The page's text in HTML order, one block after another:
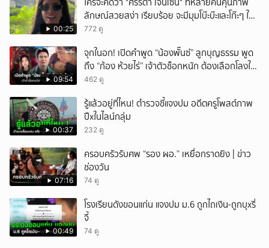
00:25
ลักษณ์สวยสง่า เรียบร้อย จะมีมุมโบ๊ะบ๊ะและโก๊ะๆ ให้
ได้อมยิ้มเหมือนกัน งานนี้ทำเอาแฟนๆ ทั้งเอ็นดูทั้ง
772 ดู
09:54
จุกในอก! เปิดคำพูด “น้องพั๊นซ์” ลูกบุญธรรม พูด
ถึง “ก้อง ห้วยไร่” เจ้าตัวช็อกหนัก ต้องเลือกโลงให้
ลูก!
462 ดู
00:37
รู้แล้วอยู่ที่ไหน! ตำรวจชี้แจงปม อดีตครูโพสต์ภาพ
ปืxในไลน์กลุ่ม
232 ดู
07:16
ครอบครัวรับศพ “รอง ผอ.” เหยื่อกราดยิง | ข่าว
ช่องวัน
74 ดู
00:49
โรงเรียนดังขอนแก่น แจงปม ม.6 ถูกไถเงิน-ถูกบุxรี่
จี้
74 ดู